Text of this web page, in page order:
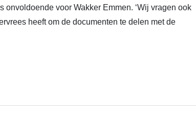
voor Wakker Emmen. ‘Wij vragen ook
heeft om de documenten te delen met de